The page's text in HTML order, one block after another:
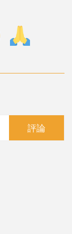
評論